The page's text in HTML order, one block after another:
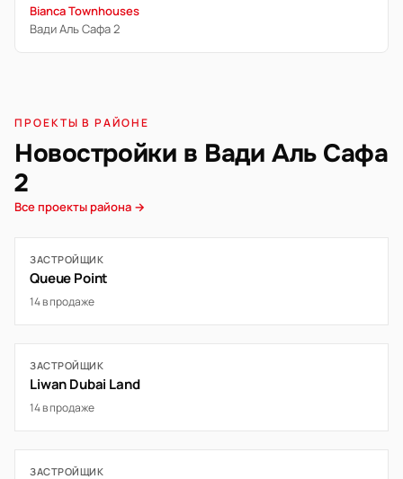
Bianca Townhouses
Вади Аль Сафа 2
ПРОЕКТЫ В РАЙОНЕ
Новостройки в Вади Аль Сафа
2
Все проекты района →
ЗАСТРОЙЩИК
Queue Point
14 в продаже
ЗАСТРОЙЩИК
Liwan Dubai Land
14 в продаже
ЗАСТРОЙЩИК